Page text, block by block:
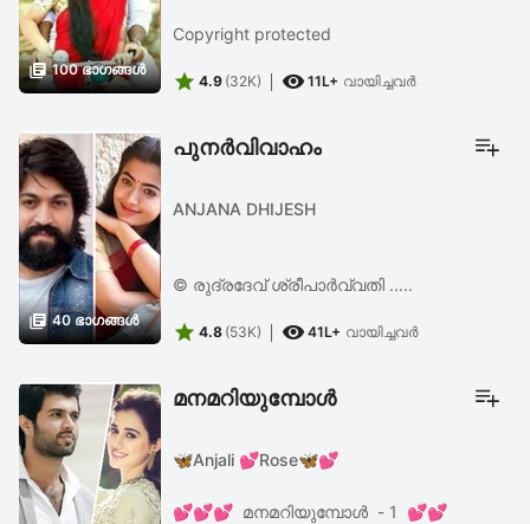
 100 ഭാഗങ്ങള്‍
Copyright protected
 4.9 (32K)  11L+ വായിച്ചവര്‍
 40 ഭാഗങ്ങള്‍
പുനർവിവാഹം
ANJANA DHIJESH
©️ രുദ്രദേവ് ശ്രീപാർവ്വതി .....
 4.8 (53K)  41L+ വായിച്ചവര്‍
മനമറിയുമ്പോൾ
🦋Anjali 💕Rose🦋💕
💕💕💕 മനമറിയുമ്പോൾ - 1 💕💕